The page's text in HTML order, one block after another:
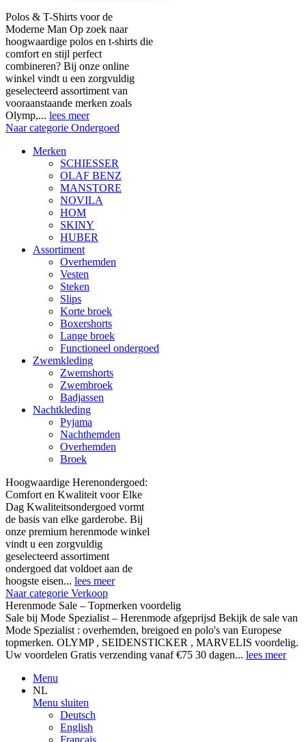
Polos & T-Shirts voor de
Moderne Man Op zoek naar
hoogwaardige polos en t-shirts die
comfort en stijl perfect
combineren? Bij onze online
winkel vindt u een zorgvuldig
geselecteerd assortiment van
vooraanstaande merken zoals
Olymp,... lees meer
Naar categorie Ondergoed
Merken
SCHIESSER
OLAF BENZ
MANSTORE
NOVILA
HOM
SKINY
HUBER
Assortiment
Overhemden
Vesten
Steken
Slips
Korte broek
Boxershorts
Lange broek
Functioneel ondergoed
Zwemkleding
Zwemshorts
Zwembroek
Badjassen
Nachtkleding
Pyjama
Nachthemden
Overhemden
Broek
Hoogwaardige Herenondergoed:
Comfort en Kwaliteit voor Elke
Dag Kwaliteitsondergoed vormt
de basis van elke garderobe. Bij
onze premium herenmode winkel
vindt u een zorgvuldig
geselecteerd assortiment
ondergoed dat voldoet aan de
hoogste eisen... lees meer
Naar categorie Verkoop
Herenmode Sale – Topmerken voordelig
Sale bij Mode Spezialist – Herenmode afgeprijsd Bekijk de sale van
Mode Spezialist : overhemden, breigoed en polo's van Europese
topmerken. OLYMP , SEIDENSTICKER , MARVELIS voordelig.
Uw voordelen Gratis verzending vanaf €75 30 dagen... lees meer
Menu
NL
Menu sluiten
Deutsch
English
Français